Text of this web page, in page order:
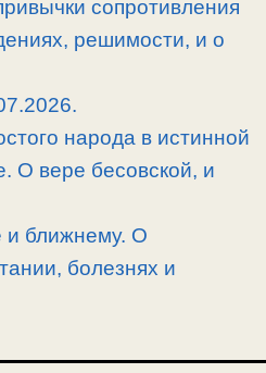
сопротивления
решимости, и о
народа в истинной
О вере бесовской, и
и ближнему. О
болезнях и